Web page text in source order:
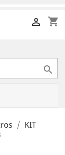
shopping_cart


KIT